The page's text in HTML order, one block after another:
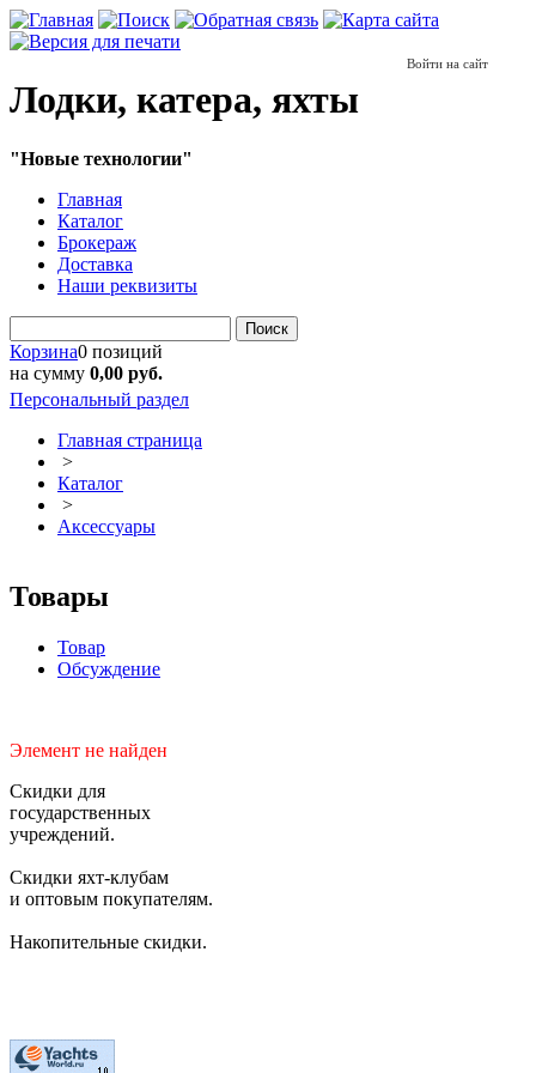
Войти на сайт
Лодки, катера, яхты
"Новые технологии"
Главная
Каталог
Брокераж
Доставка
Наши реквизиты
Поиск
Корзина0 позиций
на сумму 0,00 руб.
Персональный раздел
Главная страница
>
Каталог
>
Аксессуары
Товары
Товар
Обсуждение
Элемент не найден
Скидки для
государственных
учреждений.
Скидки яхт-клубам
и оптовым покупателям.
Накопительные скидки.